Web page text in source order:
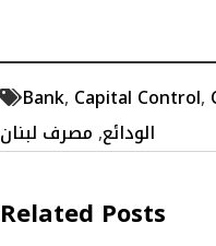
Bank, Capital Control,
الودائع,مصرف لبنان
Related Posts